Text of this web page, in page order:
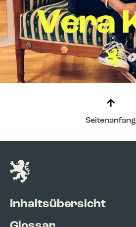
Seitenanfang
Inhaltsübersicht